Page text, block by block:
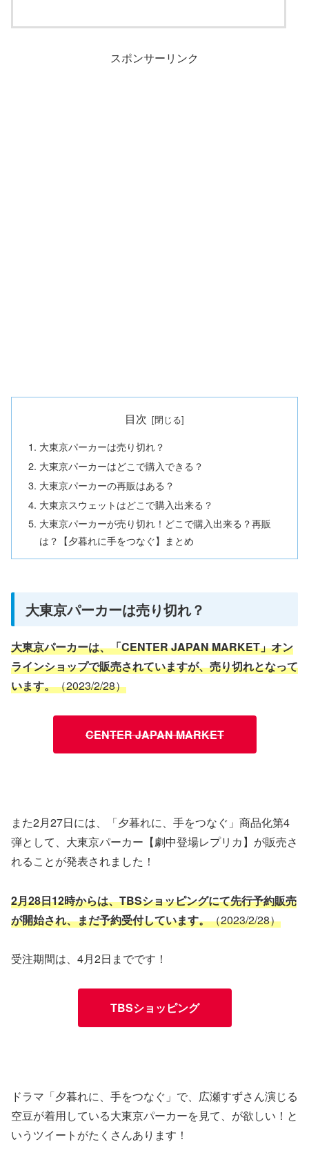
スポンサーリンク
目次
大東京パーカーは売り切れ？
大東京パーカーはどこで購入できる？
大東京パーカーの再販はある？
大東京スウェットはどこで購入出来る？
大東京パーカーが売り切れ！どこで購入出来る？再販
は？【夕暮れに手をつなぐ】まとめ
大東京パーカーは売り切れ？
大東京パーカーは、「CENTER JAPAN MARKET」オン
ラインショップで販売されていますが、売り切れとなって
います。（2023/2/28）
CENTER JAPAN MARKET
また2月27日には、「夕暮れに、手をつなぐ」商品化第4
弾として、大東京パーカー【劇中登場レプリカ】が販売さ
れることが発表されました！
2月28日12時からは、TBSショッピングにて先行予約販売
が開始され、まだ予約受付しています。（2023/2/28）
受注期間は、4月2日までです！
TBSショッピング
ドラマ「夕暮れに、手をつなぐ」で、広瀬すずさん演じる
空豆が着用している大東京パーカーを見て、が欲しい！と
いうツイートがたくさんあります！